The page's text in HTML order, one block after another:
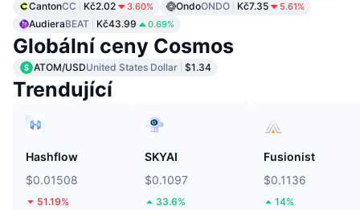
CantonCC Kč2.02 3.60% OndoONDO Kč7.35 5.61%
AudieraBEAT Kč43.99 0.69%
Globální ceny Cosmos
ATOM/USDUnited States Dollar $1.34
Trendující
Hashflow
$0.01508
51.19%
SKYAI
$0.1097
33.6%
Fusionist
$0.1136
14%